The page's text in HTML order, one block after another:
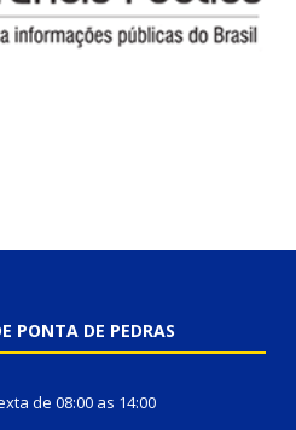
PONTA DE PEDRAS
de 08:00 as 14:00